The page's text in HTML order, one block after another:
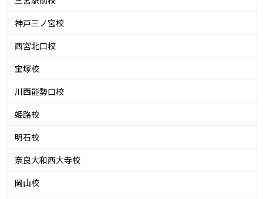
神戸三ノ宮校
西宮北口校
宝塚校
川西能勢口校
姫路校
明石校
奈良大和西大寺校
岡山校